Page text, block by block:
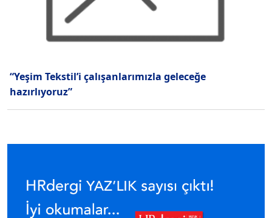
“Yeşim Tekstil’i çalışanlarımızla geleceğe
hazırlıyoruz”